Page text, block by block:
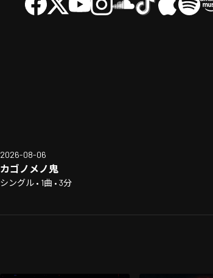
2026-08-06
カゴノメノ鬼
シングル • 1曲 • 3分